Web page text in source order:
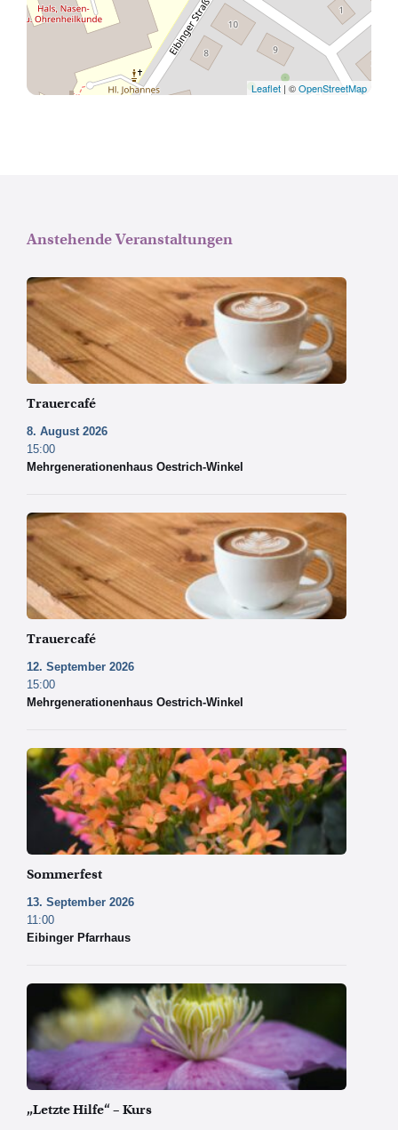
Leaflet | ©OpenStreetMap
Anstehende Veranstaltungen
Copyright
by
Pexels
Trauercafé
8. August 2026
15:00
Mehrgenerationenhaus Oestrich-Winkel
Copyright
by
Pexels
Trauercafé
12. September 2026
15:00
Mehrgenerationenhaus Oestrich-Winkel
Copyright
Pixabay
Sommerfest
13. September 2026
11:00
Eibinger Pfarrhaus
„Letzte Hilfe“ – Kurs